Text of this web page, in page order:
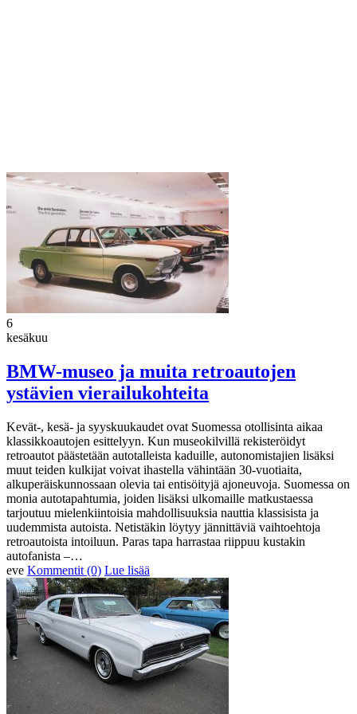
6
kesäkuu
BMW-museo ja muita retroautojen
ystävien vierailukohteita
Kevät-, kesä- ja syyskuukaudet ovat Suomessa otollisinta aikaa
klassikkoautojen esittelyyn. Kun museokilvillä rekisteröidyt
retroautot päästetään autotalleista kaduille, autonomistajien lisäksi
muut teiden kulkijat voivat ihastella vähintään 30-vuotiaita,
alkuperäiskunnossaan olevia tai entisöityjä ajoneuvoja. Suomessa on
monia autotapahtumia, joiden lisäksi ulkomaille matkustaessa
tarjoutuu mielenkiintoisia mahdollisuuksia nauttia klassisista ja
uudemmista autoista. Netistäkin löytyy jännittäviä vaihtoehtoja
retroautoista intoiluun. Paras tapa harrastaa riippuu kustakin
autofanista –…
eve Kommentit (0) Lue lisää